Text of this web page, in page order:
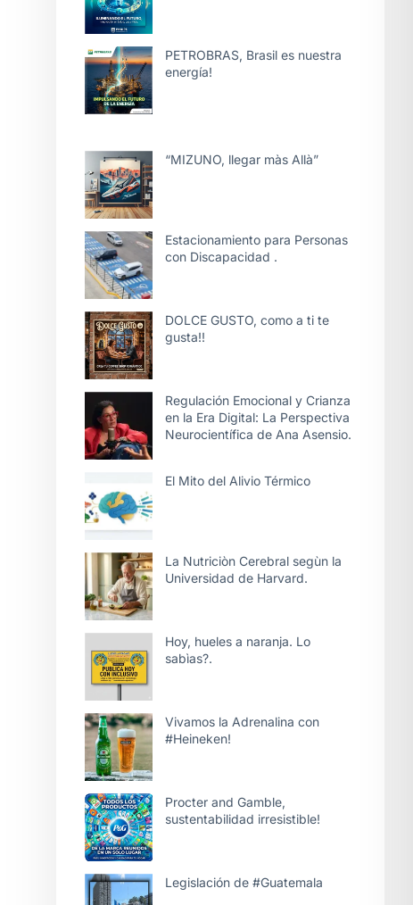
PETROBRAS, Brasil es nuestra
energía!
“MIZUNO, llegar màs Allà”
Estacionamiento para Personas
con Discapacidad .
DOLCE GUSTO, como a ti te
gusta!!
Regulación Emocional y Crianza
en la Era Digital: La Perspectiva
Neurocientífica de Ana Asensio.
El Mito del Alivio Térmico
La Nutriciòn Cerebral segùn la
Universidad de Harvard.
Hoy, hueles a naranja. Lo
sabìas?.
Vivamos la Adrenalina con
#Heineken!
Procter and Gamble,
sustentabilidad irresistible!
Legislación de #Guatemala